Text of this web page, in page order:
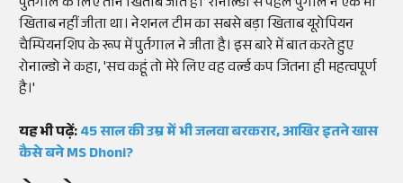
खिताब नहीं जीता था। नेशनल टीम का सबसे बड़ा खिताब यूरोपियन
चैम्पियनशिप के रूप में पुर्तगाल ने जीता है। इस बारे में बात करते हुए
रोनाल्डो ने कहा, 'सच कहूं तो मेरे लिए वह वर्ल्ड कप जितना ही महत्वपूर्ण
है।'
यह भी पढ़ें:45 साल की उम्र में भी जलवा बरकरार, आखिर इतने खास
कैसे बने MS Dhoni?